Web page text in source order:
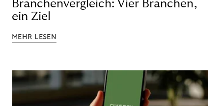
Branchenvergleich: Vier Branchen,
ein Ziel
MEHR LESEN